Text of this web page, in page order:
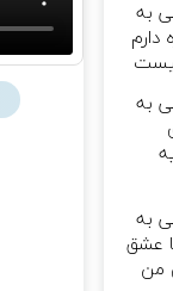
به
به
به
عشق
من